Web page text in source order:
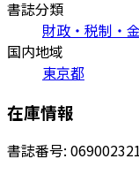
書誌分類
財政・税制・
国内地域
東京都
在庫情報
書誌番号: